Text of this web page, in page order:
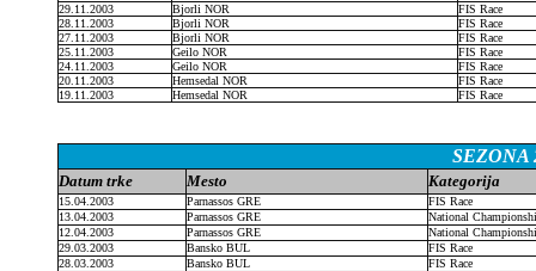
29.11.2003
Bjorli NOR
FIS Race
28.11.2003
Bjorli NOR
FIS Race
27.11.2003
Bjorli NOR
FIS Race
25.11.2003
Geilo NOR
FIS Race
24.11.2003
Geilo NOR
FIS Race
20.11.2003
Hemsedal NOR
FIS Race
19.11.2003
Hemsedal NOR FIS Race
SEZONA
Datum trke Mesto Kategorija
15.04.2003 Parnassos GRE
FIS Race
13.04.2003
Parnassos GRE
National
12.04.2003
Parnassos GRE
National
29.03.2003
Bansko BUL
FIS Race
28.03.2003
Bansko BUL
FIS Race